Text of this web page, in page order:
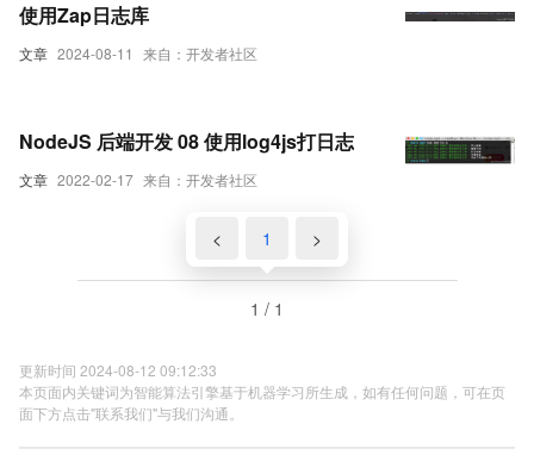
文章 2024-08-11 来自：开发者社区
使用Zap日志库
文章 2022-02-17 来自：开发者社区
NodeJS 后端开发 08 使用log4js打日志
< 1 >
1 / 1
更新时间 2024-08-12 09:12:33
本页面内关键词为智能算法引擎基于机器学习所生成，如有任何问题，可在页
面下方点击"联系我们"与我们沟通。